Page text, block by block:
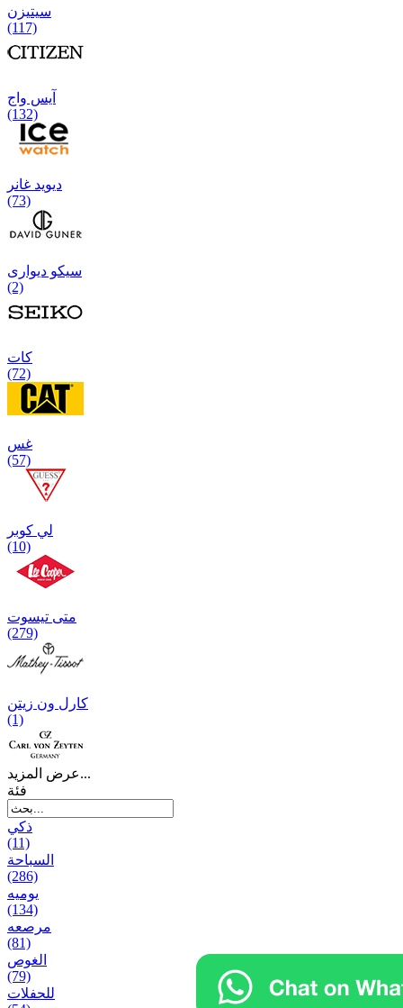
سیتیزن
(117)
آیس واج
(132)
دیوید غانر
(73)
سیکو دیواری
(2)
كات
(72)
غس
(57)
لي كوبر
(10)
متی تیسوت
(279)
کارل ون زیتن
(1)
عرض المزيد...
فئة
ذكي
(11)
السباحة
(286)
يومیه
(134)
مرصعه
(81)
الغوص
(79)
للحفلات